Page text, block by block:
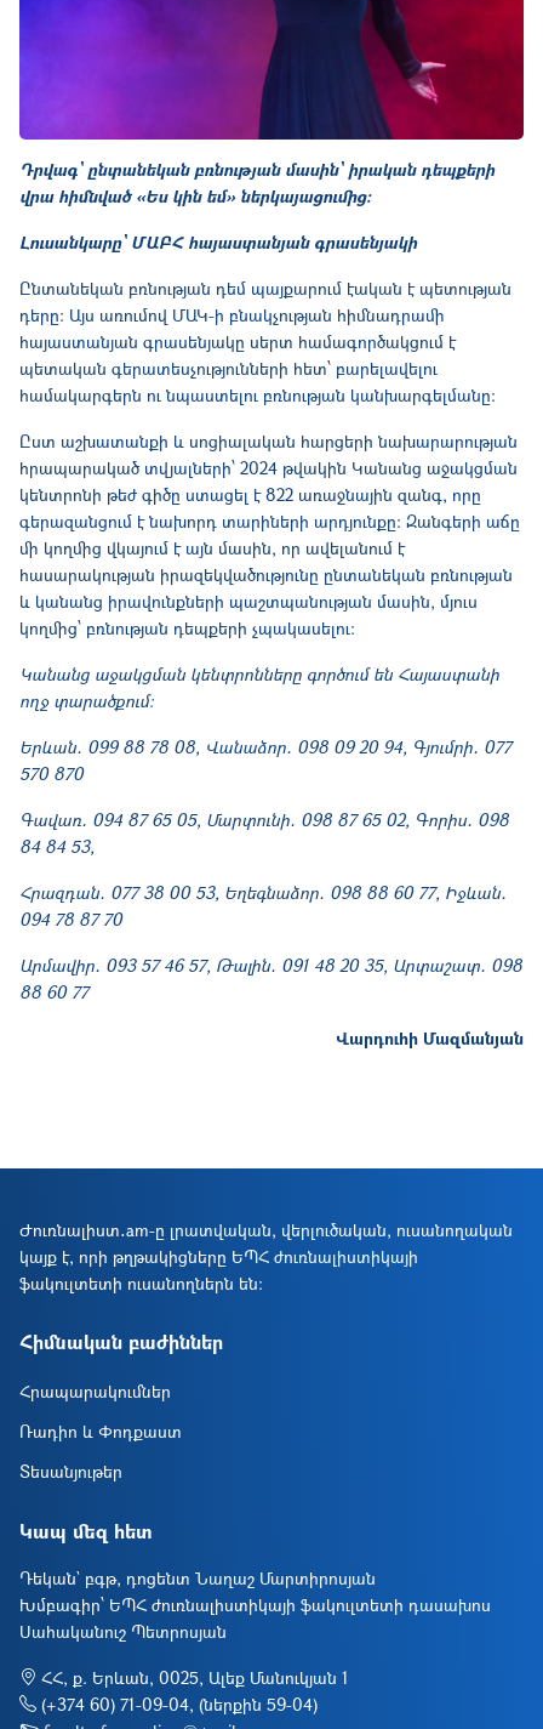
Դրվագ՝ ընտանեկան բռնության մասին՝ իրական դեպքերի
վրա հիմնված «Ես կին եմ» ներկայացումից։
Լուսանկարը՝ ՄԱԲՀ հայաստանյան գրասենյակի
Ընտանեկան բռնության դեմ պայքարում էական է պետության
դերը: Այս առումով ՄԱԿ-ի բնակչության հիմնադրամի
հայաստանյան գրասենյակը սերտ համագործակցում է
պետական գերատեսչությունների հետ՝ բարելավելու
համակարգերն ու նպաստելու բռնության կանխարգելմանը։
Ըստ աշխատանքի և սոցիալական հարցերի նախարարության
հրապարակած տվյալների՝ 2024 թվակին Կանանց աջակցման
կենտրոնի թեժ գիծը ստացել է 822 առաջնային զանգ, որը
գերազանցում է նախորդ տարիների արդյունքը։ Զանգերի աճը
մի կողմից վկայում է այն մասին, որ ավելանում է
հասարակության իրազեկվածությունը ընտանեկան բռնության
և կանանց իրավունքների պաշտպանության մասին, մյուս
կողմից՝ բռնության դեպքերի չպակասելու։
Կանանց աջակցման կենտրոնները գործում են Հայաստանի
ողջ տարածքում։
Երևան․ 099 88 78 08, Վանաձոր․ 098 09 20 94, Գյումրի․ 077
570 870
Գավառ․ 094 87 65 05, Մարտունի․ 098 87 65 02, Գորիս․ 098
84 84 53,
Հրազդան․ 077 38 00 53, Եղեգնաձոր․ 098 88 60 77, Իջևան․
094 78 87 70
Արմավիր․ 093 57 46 57, Թալին․ 091 48 20 35, Արտաշատ․ 098
88 60 77
Վարդուհի Մազմանյան
Ժուռնալիստ․am-ը լրատվական, վերլուծական, ուսանողական
կայք է, որի թղթակիցները ԵՊՀ ժուռնալիստիկայի
ֆակուլտետի ուսանողներն են։
Հիմնական բաժիններ
Հրապարակումներ
Ռադիո և Փոդքաստ
Տեսանյութեր
Կապ մեզ հետ
Դեկան` բգթ, դոցենտ Նաղաշ Մարտիրոսյան
Խմբագիր՝ ԵՊՀ ժուռնալիստիկայի ֆակուլտետի դասախոս
Սահականուշ Պետրոսյան
ՀՀ, ք. Երևան, 0025, Ալեք Մանուկյան 1
(+374 60) 71-09-04, (ներքին 59-04)